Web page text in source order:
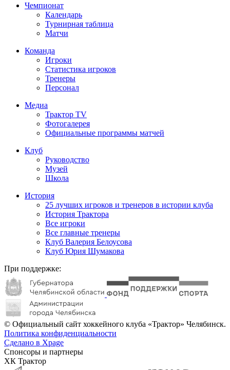
Чемпионат
Календарь
Турнирная таблица
Матчи
Команда
Игроки
Статистика игроков
Тренеры
Персонал
Медиа
Трактор TV
Фотогалерея
Официальные программы матчей
Клуб
Руководство
Музей
Школа
История
25 лучших игроков и тренеров в истории клуба
История Трактора
Все игроки
Все главные тренеры
Клуб Валерия Белоусова
Клуб Юрия Шумакова
При поддержке:
© Официальный сайт хоккейного клуба «Трактор» Челябинск.
Политика конфиденциальности
Сделано в Xpage
Спонсоры и партнеры
ХК Трактор